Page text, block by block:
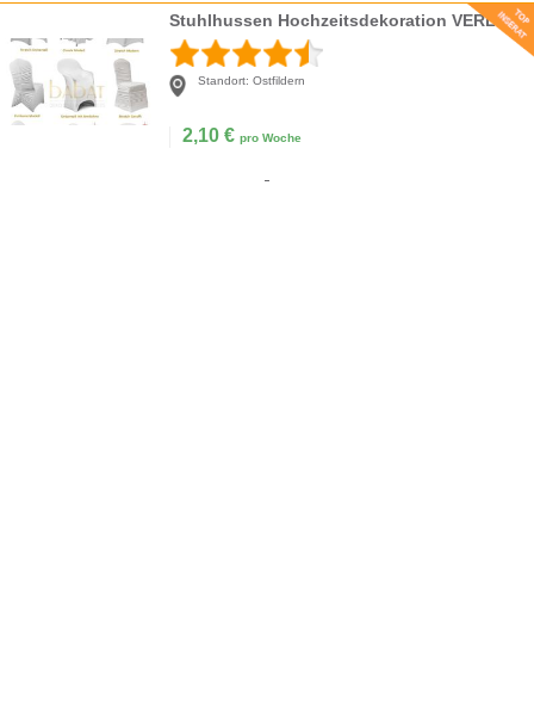
Stuhlhussen Hochzeitsdekoration VERLEIH Stretch Stuhlhusse Stuhlbezug Mieten Hochzeit
Standort: Ostfildern
2,10 € pro Woche